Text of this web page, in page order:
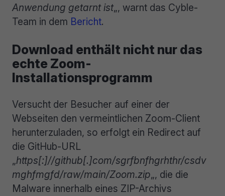
Anwendung getarnt ist„, warnt das Cyble-
Team in dem Bericht.
Download enthält nicht nur das
echte Zoom-
Installationsprogramm
Versucht der Besucher auf einer der
Webseiten den vermeintlichen Zoom-Client
herunterzuladen, so erfolgt ein Redirect auf
die GitHub-URL
„https[:]//github[.]com/sgrfbnfhgrhthr/csdv
mghfmgfd/raw/main/Zoom.zip„, die die
Malware innerhalb eines ZIP-Archivs